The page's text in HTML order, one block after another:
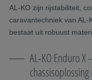
AL-KO zijn rijstabiliteit,
caravantechniek van AL-
bestaat uit robuust
AL-KO Enduro